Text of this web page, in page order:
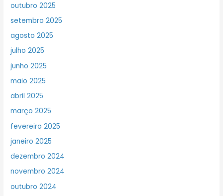
outubro 2025
setembro 2025
agosto 2025
julho 2025
junho 2025
maio 2025
abril 2025
março 2025
fevereiro 2025
janeiro 2025
dezembro 2024
novembro 2024
outubro 2024